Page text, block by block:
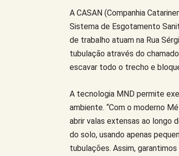
A CASAN (Companhia
Sistema de Esgotamento
de trabalho atuam na Rua
tubulação através do
escavar todo o trecho e
A tecnologia MND permite
ambiente. “Com o moderno
abrir valas extensas ao longo
do solo, usando apenas
tubulações. Assim,